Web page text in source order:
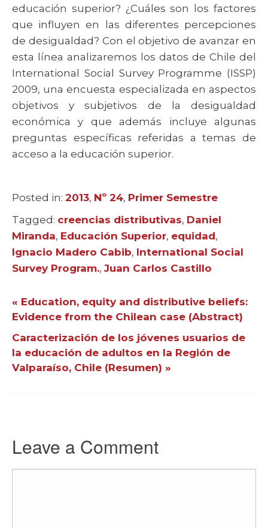
educación superior? ¿Cuáles son los factores
que influyen en las diferentes percepciones
de desigualdad? Con el objetivo de avanzar en
esta línea analizaremos los datos de Chile del
International Social Survey Programme (ISSP)
2009, una encuesta especializada en aspectos
objetivos y subjetivos de la desigualdad
económica y que además incluye algunas
preguntas específicas referidas a temas de
acceso a la educación superior.
Posted in: Categories
2013, Nº 24, Primer Semestre
Tagged: Tags
creencias distributivas, Daniel
Miranda, Educación Superior, equidad,
Ignacio Madero Cabib, International Social
Survey Program., Juan Carlos Castillo
« Education, equity and distributive beliefs:
Evidence from the Chilean case (Abstract)
Caracterización de los jóvenes usuarios de
la educación de adultos en la Región de
Valparaíso, Chile (Resumen) »
Leave a Comment